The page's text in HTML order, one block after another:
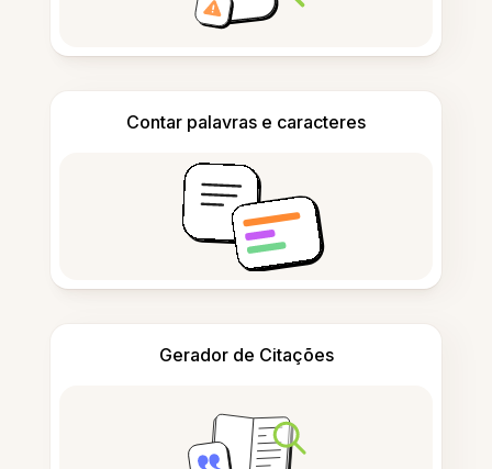
Contar palavras e caracteres
Gerador de Citações